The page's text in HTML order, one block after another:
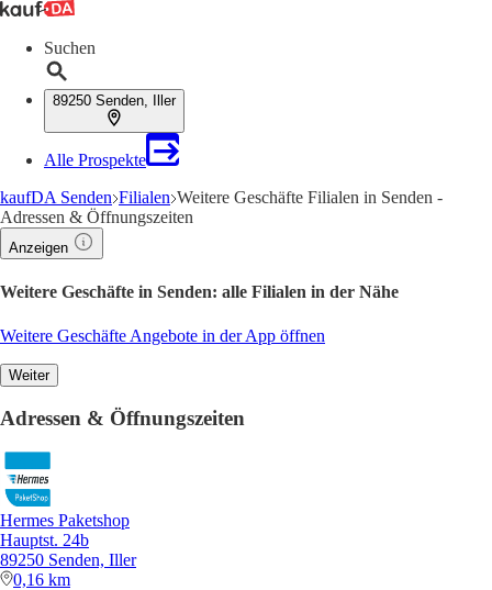
Suchen
89250 Senden, Iller
Alle Prospekte
kaufDA Senden Filialen Weitere Geschäfte Filialen in Senden -
Adressen & Öffnungszeiten
Anzeigen
Weitere Geschäfte in Senden: alle Filialen in der Nähe
Weitere Geschäfte Angebote in der App öffnen
Weiter
Adressen & Öffnungszeiten
Hermes Paketshop
Hauptst. 24b
89250 Senden, Iller
0,16 km